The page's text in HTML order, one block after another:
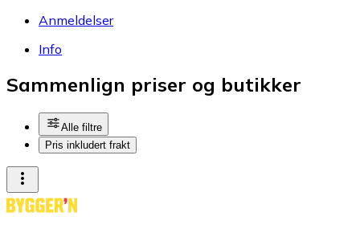
Anmeldelser
Info
Sammenlign priser og butikker
Alle filtre
Pris inkludert frakt